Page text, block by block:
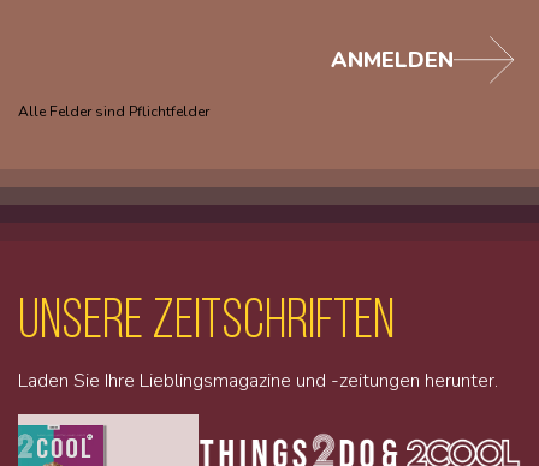
Alle Felder sind Pflichtfelder
ANMELDEN
unsere Zeitschriften
Laden Sie Ihre Lieblingsmagazine und -zeitungen herunter.